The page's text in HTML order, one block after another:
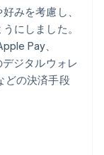
みを考慮し、
にしました。
Pay、
ジタルウォレ
どの決済手段